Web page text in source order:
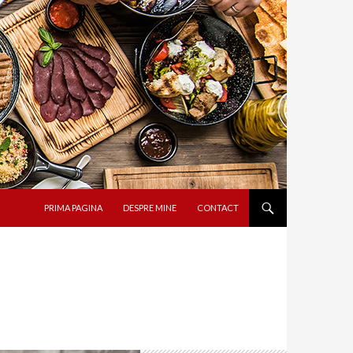
PRIMA PAGINA
DESPRE MINE CONTACT